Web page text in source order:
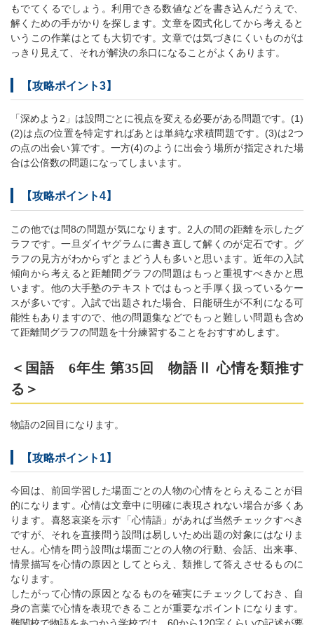
もでてくるでしょう。利用できる数値などを書き込んだうえで、
解くための手がかりを探します。文章を図式化してから考えると
いうこの作業はとても大切です。文章では気づきにくいものがは
っきり見えて、それが解決の糸口になることがよくあります。
【攻略ポイント3】
「深めよう2」は設問ごとに視点を変える必要がある問題です。(1)
(2)は点の位置を特定すればあとは単純な求積問題です。(3)は2つ
の点の出会い算です。一方(4)のように出会う場所が指定された場
合は公倍数の問題になってしまいます。
【攻略ポイント4】
この他では問8の問題が気になります。2人の間の距離を示したグ
ラフです。一旦ダイヤグラムに書き直して解くのが定石です。グ
ラフの見方がわからずとまどう人も多いと思います。近年の入試
傾向から考えると距離間グラフの問題はもっと重視すべきかと思
います。他の大手塾のテキストではもっと手厚く扱っているケー
スが多いです。入試で出題された場合、日能研生が不利になる可
能性もありますので、他の問題集などでもっと難しい問題も含め
て距離間グラフの問題を十分練習することをおすすめします。
＜国語 6年生 第35回 物語Ⅱ 心情を類推す
る＞
物語の2回目になります。
【攻略ポイント1】
今回は、前回学習した場面ごとの人物の心情をとらえることが目
的になります。心情は文章中に明確に表現されない場合が多くあ
ります。喜怒哀楽を示す「心情語」があれば当然チェックすべき
ですが、それを直接問う設問は易しいため出題の対象にはなりま
せん。心情を問う設問は場面ごとの人物の行動、会話、出来事、
情景描写を心情の原因としてとらえ、類推して答えさせるものに
なります。
したがって心情の原因となるものを確実にチェックしておき、自
身の言葉で心情を表現できることが重要なポイントになります。